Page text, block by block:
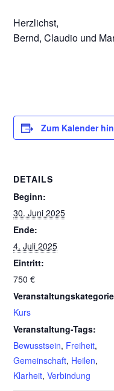
Herzlichst,
Bernd, Claudio und
Zum Kalender
DETAILS
Beginn:
30. Juni 2025
Ende:
4. Juli 2025
Eintritt:
750 €
Kurs
Veranstaltung-Tags:
Bewusstsein, Freiheit,
Gemeinschaft, Heilen,
Klarheit,Verbindung